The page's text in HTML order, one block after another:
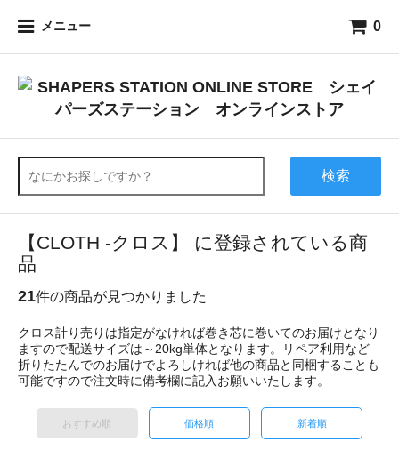
メニュー 0
検索
【CLOTH -クロス】 に登録されている商
品
21件の商品が見つかりました
クロス計り売りは指定がなければ巻き芯に巻いてのお届けとなり
ますので配送サイズは～20kg単体となります。リペア利用など
折りたたんでのお届けでよろしければ他の商品と同梱することも
可能ですので注文時に備考欄に記入お願いいたします。
おすすめ順 価格順 新着順